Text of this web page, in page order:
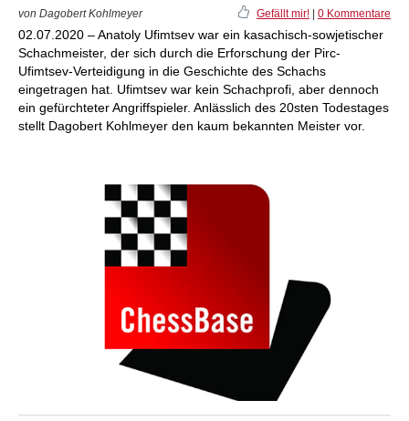
von Dagobert Kohlmeyer Gefällt mir! 0 Kommentare
02.07.2020 – Anatoly Ufimtsev war ein kasachisch-sowjetischer
Schachmeister, der sich durch die Erforschung der Pirc-
Ufimtsev-Verteidigung in die Geschichte des Schachs
eingetragen hat. Ufimtsev war kein Schachprofi, aber dennoch
ein gefürchteter Angriffspieler. Anlässlich des 20sten Todestages
stellt Dagobert Kohlmeyer den kaum bekannten Meister vor.